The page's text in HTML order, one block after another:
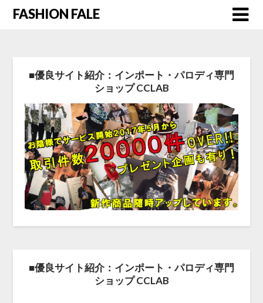
FASHION FALE
■優良サイト紹介：インポート・パロディ専門
ショップ CCLAB
■優良サイト紹介：インポート・パロディ専門
ショップ CCLAB